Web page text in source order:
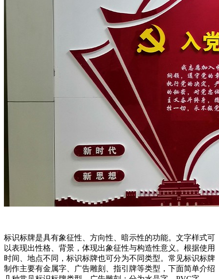
标识标牌是具有象征性、方向性、暗示性的功能。文字样式可
以表现出性格、背景，体现出象征性与构造性意义。根据使用
时间、地点不同，标识标牌也可分为不同类型。常见标识标牌
制作主要有金属字、广告雕刻、指引牌等类型，下面简单介绍